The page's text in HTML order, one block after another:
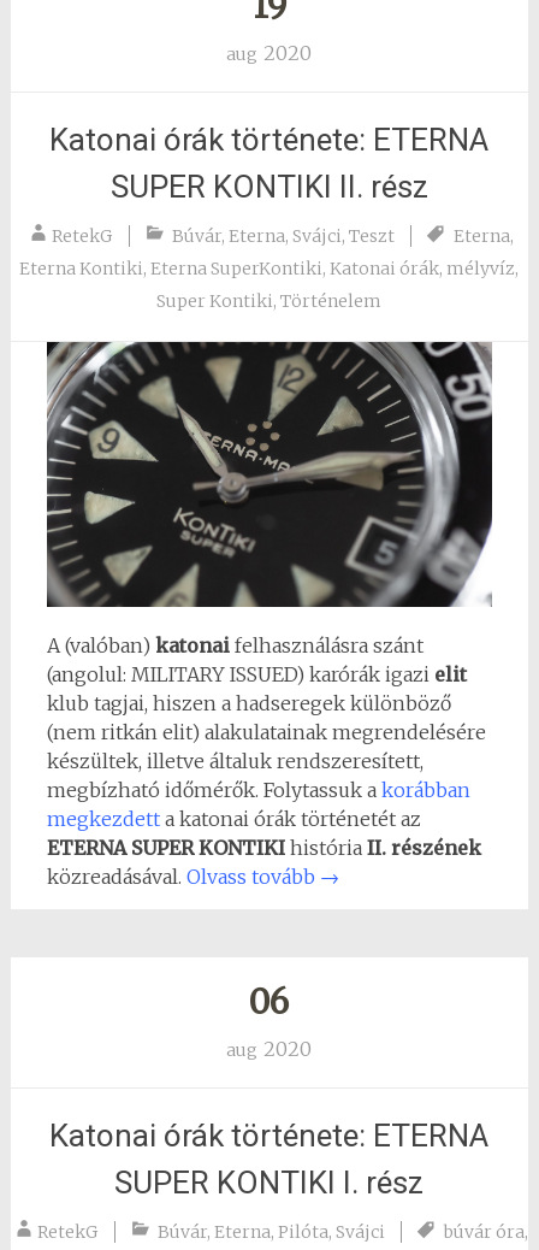
aug 2020
Katonai órák története: ETERNA
SUPER KONTIKI II. rész
RetekG Búvár, Eterna, Svájci, Teszt Eterna,
Eterna Kontiki,Eterna SuperKontiki,Katonai órák, mélyvíz,
Super Kontiki,Történelem
A (valóban) katonaifelhasználásra szánt
(angolul: MILITARY ISSUED) karórák igazi elit
klub tagjai, hiszen a hadseregek különböző
(nem ritkán elit) alakulatainak megrendelésére
készültek, illetve általuk rendszeresített,
megbízható időmérők. Folytassuk a korábban
megkezdetta katonai órák történetét az
ETERNA SUPER KONTIKIhistóriaII. részének
közreadásával. Olvass tovább →
06
aug 2020
Katonai órák története: ETERNA
SUPER KONTIKI I. rész
RetekG Búvár, Eterna, Pilóta, Svájci búvár óra,